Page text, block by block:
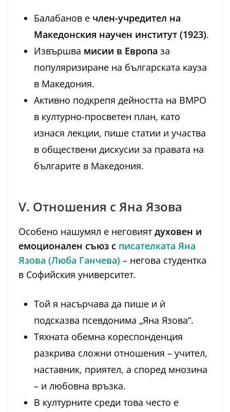
Балабанов е член-учредител на
Македонския научен институт (1923).
Извършва мисии в Европа за
популяризиране на българската кауза
в Македония.
Активно подкрепя дейността на ВМРО
в културно-просветен план, като
изнася лекции, пише статии и участва
в обществени дискусии за правата на
българите в Македония.
V. Отношения с Яна Язова
Особено нашумял е неговиятдуховен и
емоционален съюз с писателката Яна
Язова (Люба Ганчева) – негова студентка
в Софийския университет.
Той я насърчава да пише и ѝ
подсказва псевдонима „Яна Язова“.
Тяхната обемна кореспонденция
разкрива сложни отношения – учител,
наставник, приятел, а според мнозина
– и любовна връзка.
В културните среди това често е